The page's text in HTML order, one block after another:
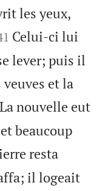
les yeux,
Celui-ci lui
lever; puis il
et la
La nouvelle eut
beaucoup
resta
il logeait